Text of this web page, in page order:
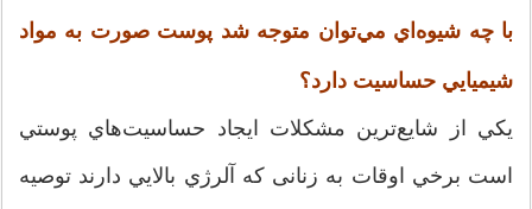
با چه شيوه‌اي مي‌توان متوجه شد پوست صورت به مواد
شيميايي حساسيت دارد؟
يكي از شايع‌ترين مشكلات ايجاد حساسيت‌هاي پوستي
است برخي اوقات به زنانی كه آلرژي بالايي دارند توصيه